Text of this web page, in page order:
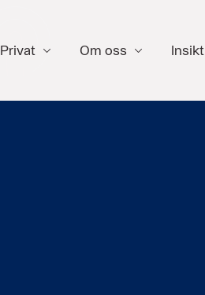
Privat Om oss Insikt